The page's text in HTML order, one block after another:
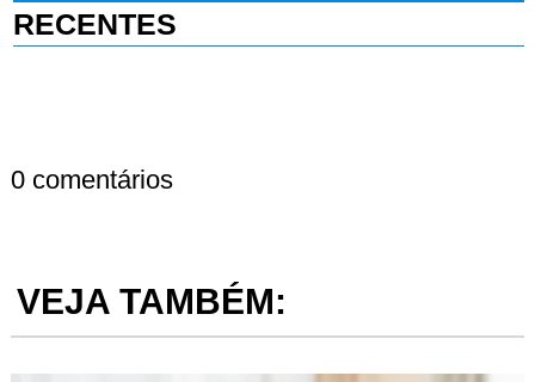
RECENTES
0 comentários
VEJA TAMBÉM: